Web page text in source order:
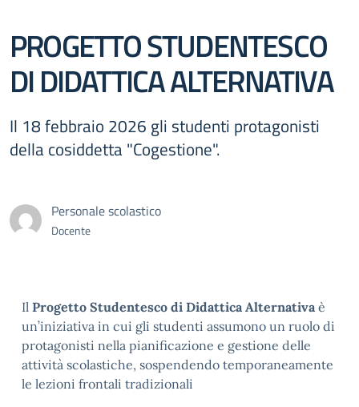
PROGETTO STUDENTESCO
DI DIDATTICA ALTERNATIVA
Il 18 febbraio 2026 gli studenti protagonisti
della cosiddetta "Cogestione".
Personale scolastico
Docente
Il Progetto Studentesco di Didattica Alternativaè
un’iniziativa in cui gli studenti assumono un ruolo di
protagonisti nella pianificazione e gestione delle
attività scolastiche, sospendendo temporaneamente
le lezioni frontali tradizionali